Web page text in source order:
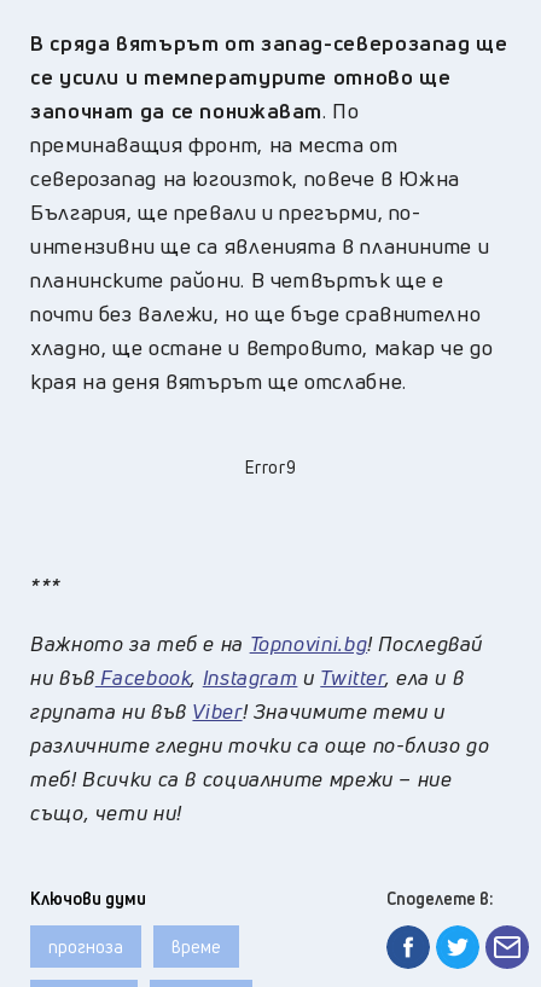
В сряда вятърът от запад-северозапад ще
се усили и температурите отново ще
започнат да се понижават. По
преминаващия фронт, на места от
северозапад на югоизток, повече в Южна
България, ще превали и прегърми, по-
интензивни ще са явленията в планините и
планинските райони. В четвъртък ще е
почти без валежи, но ще бъде сравнително
хладно, ще остане и ветровито, макар че до
края на деня вятърът ще отслабне.
Error9
***
Важното за теб е на Topnovini.bg! Последвай
ни във Facebook, Instagram и Twitter, ела и в
групата ни във Viber! Значимите теми и
различните гледни точки са още по-близо до
теб! Всички са в социалните мрежи – ние
също, чети ни!
Ключови думи
прогноза време
Споделете в: